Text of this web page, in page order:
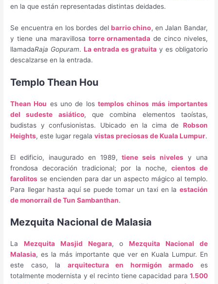
en la que están representadas distintas deidades.
Se encuentra en los bordes del barrio chino, en Jalan Bandar,
y tiene una maravillosa torre ornamentada de cinco niveles,
llamadaRaja Gopuram. La entrada es gratuita y es obligatorio
descalzarse en la entrada.
Templo Thean Hou
Thean Hou es uno de los templos chinos más importantes
del sudeste asiático, que combina elementos taoístas,
budistas y confusionistas. Ubicado en la cima de Robson
Heights, este lugar regalavistas preciosas de Kuala Lumpur.
El edificio, inaugurado en 1989,tiene seis niveles y una
frondosa decoración tradicional; por la noche, cientos de
farolitos se encienden para dar un aspecto mágico al templo.
Para llegar hasta aquí se puede tomar un taxi en la estación
de monorraíl de Tun Sambanthan.
Mezquita Nacional de Malasia
La Mezquita Masjid Negara, oMezquita Nacional de
Malasia, es la más importante que ver en Kuala Lumpur. En
este caso, la arquitectura en hormigón armado es
totalmente modernista y el recinto tiene capacidad para 1.500